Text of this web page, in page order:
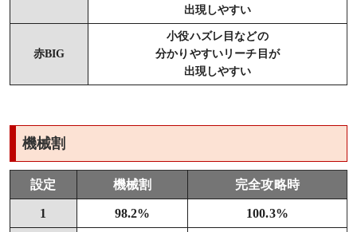
出現しやすい
赤BIG
小役ハズレ目などの
分かりやすいリーチ目が
出現しやすい
機械割
設定 機械割 完全攻略時
1 98.2% 100.3%